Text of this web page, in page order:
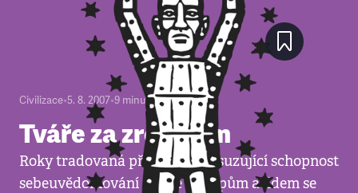
Civilizace•5. 8. 2007•9 minut
Tváře za zrcadlem
Roky tradovaná představa přisuzující schopnost
sebeuvědomování pouze lidoopům a lidem se